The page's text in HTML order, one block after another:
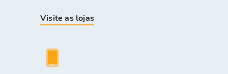
Visite as lojas